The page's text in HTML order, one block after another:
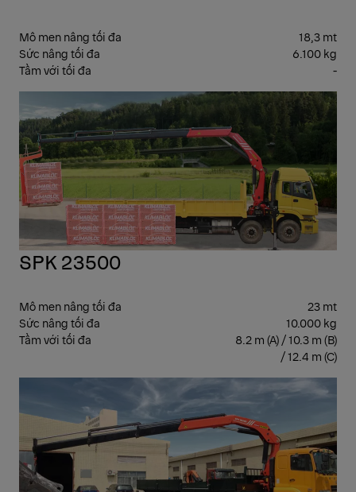
Mô men nâng tối đa
18,3 mt
Sức nâng tối đa
6.100 kg
Tầm với tối đa
-
SPK 23500
Mô men nâng tối đa
23 mt
Sức nâng tối đa
10.000 kg
Tầm với tối đa
8.2 m (A) / 10.3 m (B)
/ 12.4 m (C)